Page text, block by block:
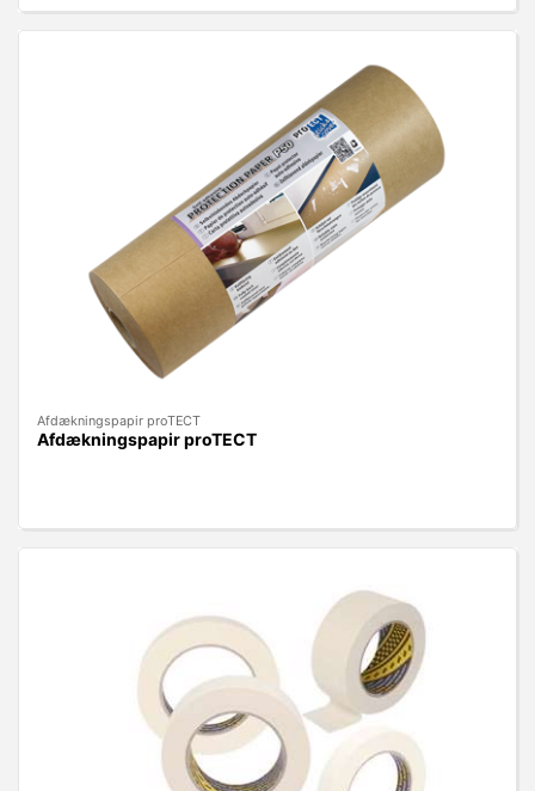
Afdækningspapir proTECT
Afdækningspapir proTECT